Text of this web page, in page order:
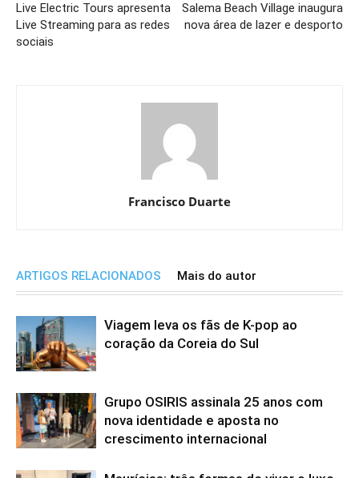
Live Electric Tours apresenta
Live Streaming para as redes
sociais
Salema Beach Village inaugura
nova área de lazer e desporto
Francisco Duarte
ARTIGOS RELACIONADOS Mais do autor
Viagem leva os fãs de K-pop ao
coração da Coreia do Sul
Grupo OSIRIS assinala 25 anos com
nova identidade e aposta no
crescimento internacional